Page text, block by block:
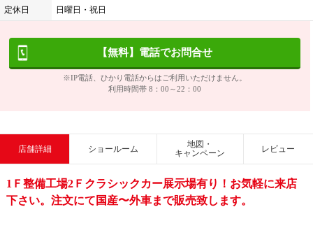
定休日 日曜日・祝日
【無料】電話でお問合せ
※IP電話、ひかり電話からはご利用いただけません。
利用時間帯 8：00～22：00
店舗詳細 ショールーム
地図・
キャンペーン
レビュー
1Ｆ整備工場2Ｆクラシックカー展示場有り！お気軽に来店
下さい。注文にて国産〜外車まで販売致します。